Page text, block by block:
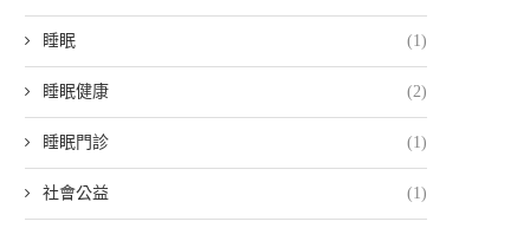
睡眠 (1)
睡眠健康 (2)
睡眠門診 (1)
社會公益 (1)